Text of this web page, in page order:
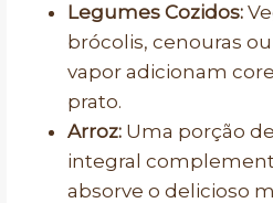
Legumes Cozidos:
brócolis, cenouras
vapor adicionam
prato.
Arroz: Uma porção
integral
absorve o delicioso